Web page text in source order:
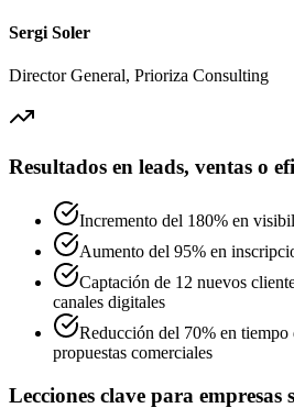
Sergi Soler
Director General, Prioriza Consulting
Resultados en leads, ventas o
Incremento del 180% en
Aumento del 95% en
Captación de 12 nuevos
canales digitales
Reducción del 70% en tiempo
propuestas comerciales
Lecciones clave para empresas